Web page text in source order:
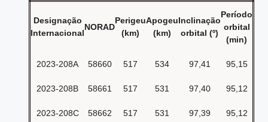
Designação
Internacional
NORAD
Perigeu
(km)
Apogeu
(km)
Inclinação
orbital (º)
Período
orbital
(min)
2023-208A 58660 517 534 97,41 95,15
2023-208B 58661 517 531 97,40 95,12
2023-208C 58662 517 531 97,39 95,12